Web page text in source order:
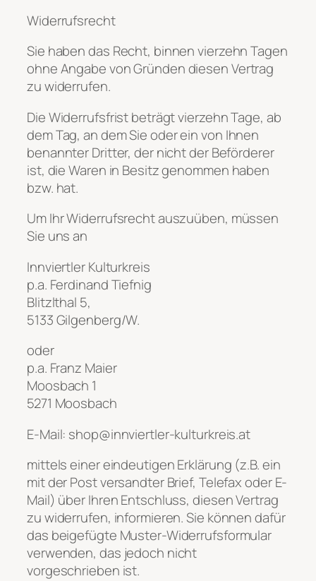
Widerrufsrecht
Sie haben das Recht, binnen vierzehn Tagen
ohne Angabe von Gründen diesen Vertrag
zu widerrufen.
Die Widerrufsfrist beträgt vierzehn Tage, ab
dem Tag, an dem Sie oder ein von Ihnen
benannter Dritter, der nicht der Beförderer
ist, die Waren in Besitz genommen haben
bzw. hat.
Um Ihr Widerrufsrecht auszuüben, müssen
Sie uns an
Innviertler Kulturkreis
p.a. Ferdinand Tiefnig
Blitzlthal 5,
5133 Gilgenberg/W.
oder
p.a. Franz Maier
Moosbach 1
5271 Moosbach
E-Mail: shop@innviertler-kulturkreis.at
mittels einer eindeutigen Erklärung (z.B. ein
mit der Post versandter Brief, Telefax oder E-
Mail) über Ihren Entschluss, diesen Vertrag
zu widerrufen, informieren. Sie können dafür
das beigefügte Muster-Widerrufsformular
verwenden, das jedoch nicht
vorgeschrieben ist.